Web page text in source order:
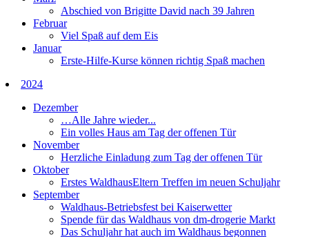
Abschied von Brigitte David nach 39 Jahren
Februar
Viel Spaß auf dem Eis
Januar
Erste-Hilfe-Kurse können richtig Spaß machen
2024
Dezember
…Alle Jahre wieder...
Ein volles Haus am Tag der offenen Tür
November
Herzliche Einladung zum Tag der offenen Tür
Oktober
Erstes WaldhausEltern Treffen im neuen Schuljahr
September
Waldhaus-Betriebsfest bei Kaiserwetter
Spende für das Waldhaus von dm-drogerie Markt
Das Schuljahr hat auch im Waldhaus begonnen